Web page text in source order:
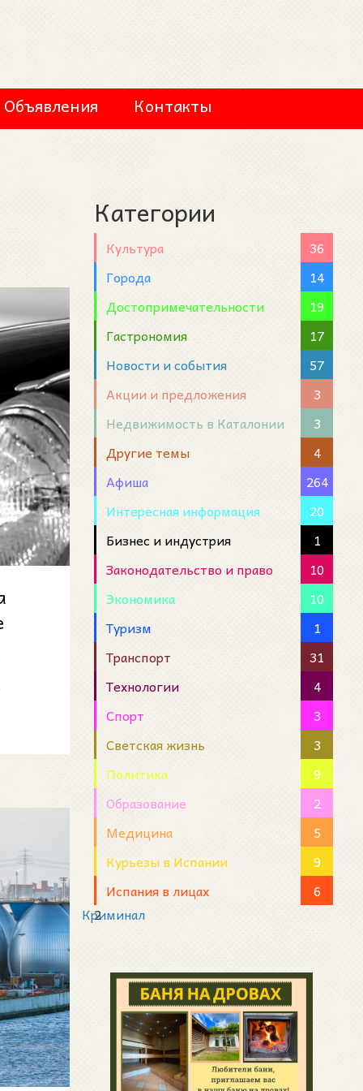
Объявления Контакты
Категории
Культура
36
Города
14
Достопримечательности
19
Гастрономия
17
Новости и события
57
Акции и предложения
3
Недвижимость в Каталонии
3
Другие темы
4
Афиша
264
Интересная информация
20
Бизнес и индустрия
1
Законодательство и право
10
Экономика
10
Туризм
1
Транспорт
31
Технологии
4
Спорт
3
Светская жизнь
3
Политика
9
Образование
2
Медицина
5
Курьезы в Испании
9
Испания в лицах
6
Криминал
2